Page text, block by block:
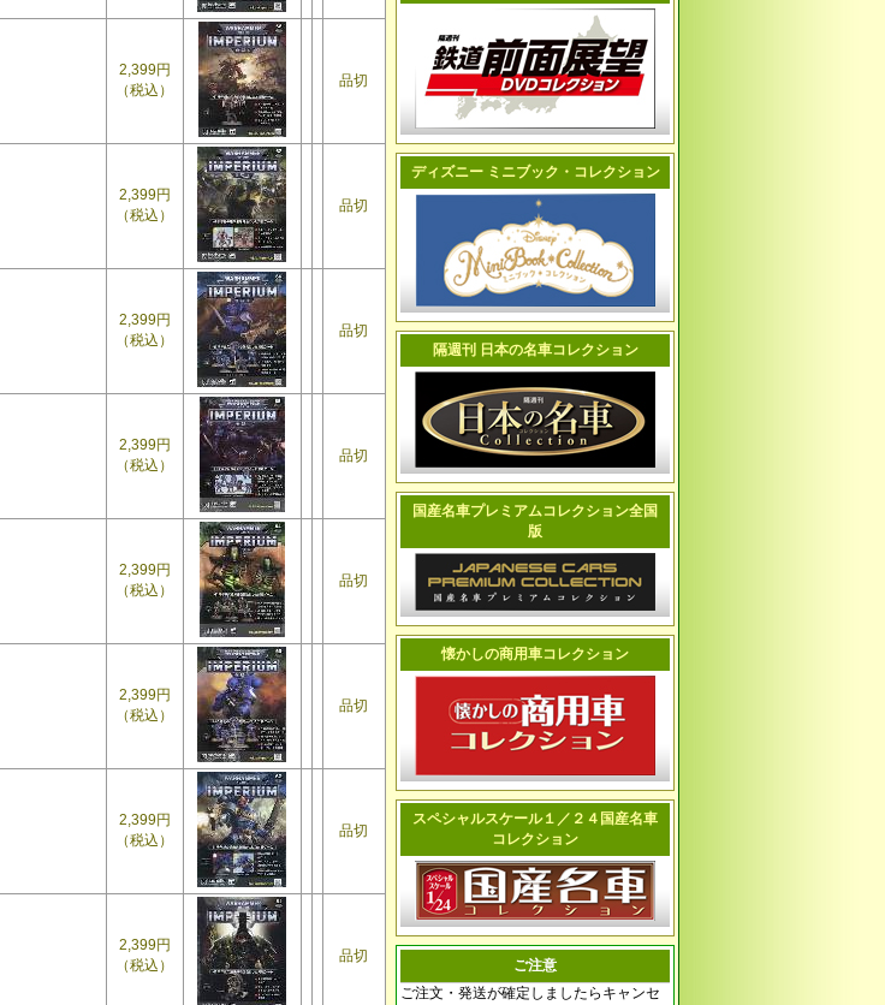
2,399円
（税込）
品切
2,399円
（税込）
品切
2,399円
（税込）
品切
2,399円
（税込）
品切
2,399円
（税込）
品切
2,399円
（税込）
品切
2,399円
（税込）
品切
2,399円
（税込）
品切
ディズニー ミニブック・コレクション
隔週刊 日本の名車コレクション
国産名車プレミアムコレクション全国
版
懐かしの商用車コレクション
スペシャルスケール１／２４国産名車
コレクション
ご注意
ご注文・発送が確定しましたらキャンセ